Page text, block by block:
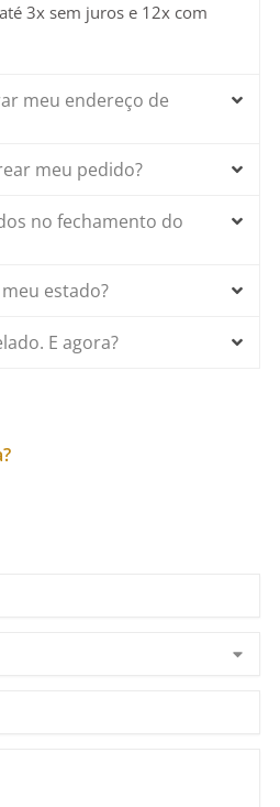
3x sem juros e 12x com
meu endereço de
meu pedido?
no fechamento do
estado?
E agora?